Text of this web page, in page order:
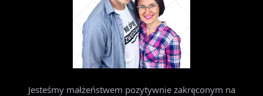
Jesteśmy małżeństwem pozytywnie zakręconym na